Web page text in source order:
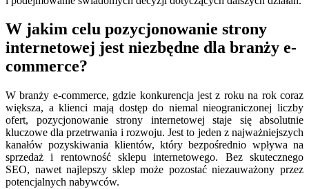
W jakim celu pozycjonowanie strony
internetowej jest niezbędne dla branży e-
commerce?
W branży e-commerce, gdzie konkurencja jest z roku na rok coraz
większa, a klienci mają dostęp do niemal nieograniczonej liczby
ofert, pozycjonowanie strony internetowej staje się absolutnie
kluczowe dla przetrwania i rozwoju. Jest to jeden z najważniejszych
kanałów pozyskiwania klientów, który bezpośrednio wpływa na
sprzedaż i rentowność sklepu internetowego. Bez skutecznego
SEO, nawet najlepszy sklep może pozostać niezauważony przez
potencjalnych nabywców.